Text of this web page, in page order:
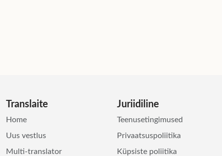
Translaite
Home
Uus vestlus
Multi-translator
Juriidiline
Teenusetingimused
Privaatsuspoliitika
Küpsiste poliitika